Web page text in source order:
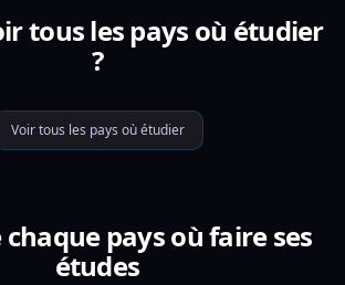
tous les pays où étudier
?
Voir tous les pays où étudier
pays où faire ses
études